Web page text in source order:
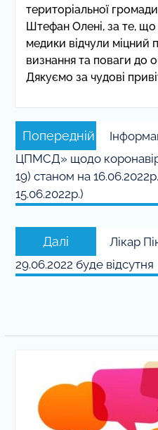
територіальної
Штефан Олені, за те,
медики відчули міцний
визнання та поваги до
Дякуємо за чудові
Навігація
записів
Попередній
запис:
ЦПМСД» щодо
19) станом на
15.06.2022р.)
Далі
Наступний
запис:
Лікар
29.06.2022 буде відсутня